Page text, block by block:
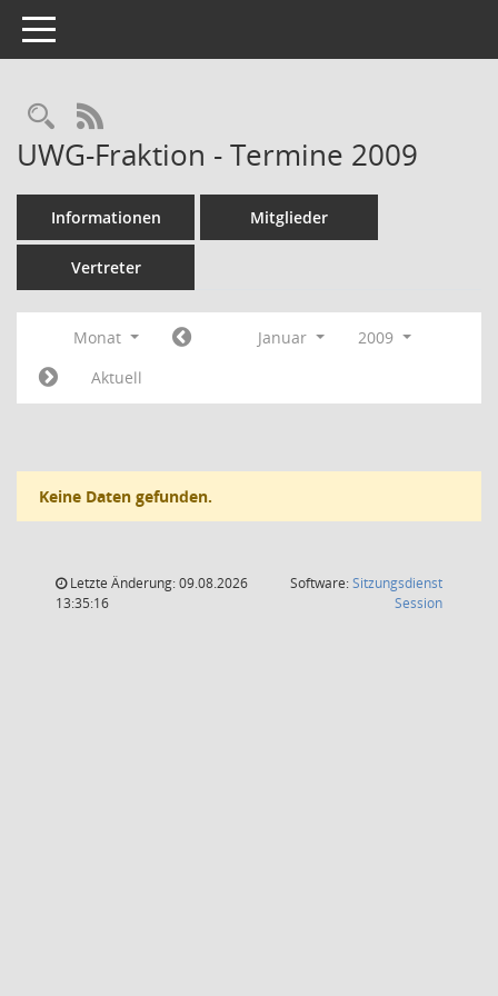
Toggle navigation
Rechercheauswahl
RSS-Feed
UWG-Fraktion - Termine 2009
Informationen Mitglieder
Vertreter
Monat Januar
2009
Aktuell
Keine Daten gefunden.
Letzte Änderung: 09.08.2026
13:35:16
Software:Sitzungsdienst
Session(Wird in